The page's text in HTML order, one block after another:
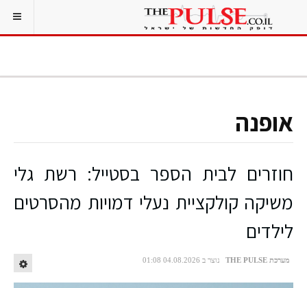
אופנה
חוזרים לבית הספר בסטייל: רשת גלי
משיקה קולקציית נעלי דמויות מהסרטים
לילדים
מערכת THE PULSE נוצר ב 04.08.2026 01:08